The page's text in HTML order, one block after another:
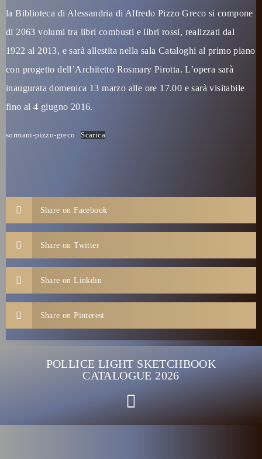
la Biblioteca di Alessandria di Alfredo Pizzo Greco si compone
di 2063 volumi tra libri combusti e libri rossi, realizzati dal
1922 al 2013, e sarà allestita nella sala Cataloghi al primo piano
con progetto dell’Architetto Rosmary Pirotta. L’opera sarà
inaugurata domenica 13 marzo alle ore 17.00 e sarà visitabile
fino al 4 giugno 2016.
sormani-pizzo-greco Scarica
Share on Facebook
Share on Twitter
Share on Linkdin
Share on Pinterest
POLLICE LIGHT SKETCHBOOK
CATALOGUE 2026